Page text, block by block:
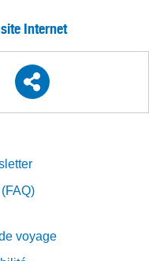
Internet
voyage